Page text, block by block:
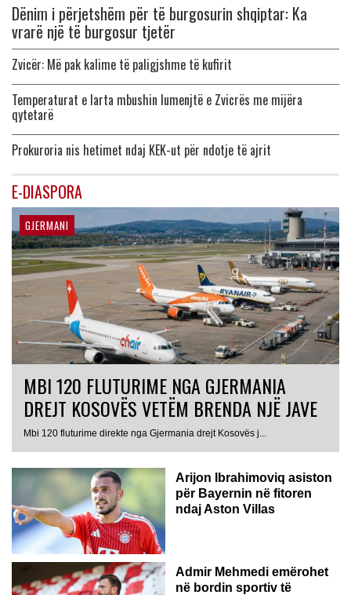
Dënim i përjetshëm për të burgosurin shqiptar: Ka
vrarë një të burgosur tjetër
Zvicër: Më pak kalime të paligjshme të kufirit
Temperaturat e larta mbushin lumenjtë e Zvicrës me mijëra
qytetarë
Prokuroria nis hetimet ndaj KEK-ut për ndotje të ajrit
E-DIASPORA
GJERMANI
MBI 120 FLUTURIME NGA GJERMANIA
DREJT KOSOVËS VETËM BRENDA NJË JAVE
Mbi 120 fluturime direkte nga Gjermania drejt Kosovës j...
Arijon Ibrahimoviq asiston
për Bayernin në fitoren
ndaj Aston Villas
ZVICËR
Admir Mehmedi emërohet
në bordin sportiv të